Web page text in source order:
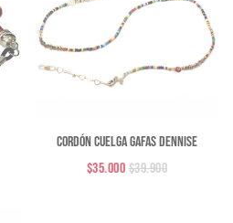
Cordón Cuelga Gafas Dennise
$35.000 $39.900